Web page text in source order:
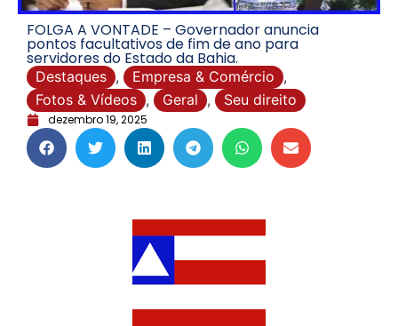
FOLGA A VONTADE – Governador anuncia
pontos facultativos de fim de ano para
servidores do Estado da Bahia.
Destaques , Empresa & Comércio ,
Fotos & Vídeos , Geral , Seu direito
dezembro 19, 2025